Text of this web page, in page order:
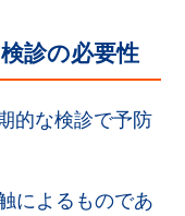
診の必要性
的な検診で予防
によるものであ